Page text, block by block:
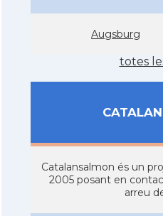
Augsburg
totes
Catalansalmon és un
2005 posant en
arreu